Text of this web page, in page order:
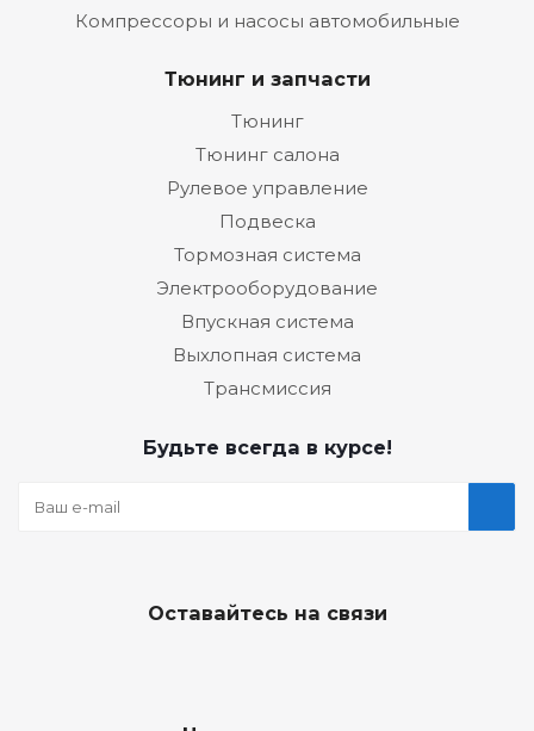
Компрессоры и насосы автомобильные
Тюнинг и запчасти
Тюнинг
Тюнинг салона
Рулевое управление
Подвеска
Тормозная система
Электрооборудование
Впускная система
Выхлопная система
Трансмиссия
Будьте всегда в курсе!
Оставайтесь на связи